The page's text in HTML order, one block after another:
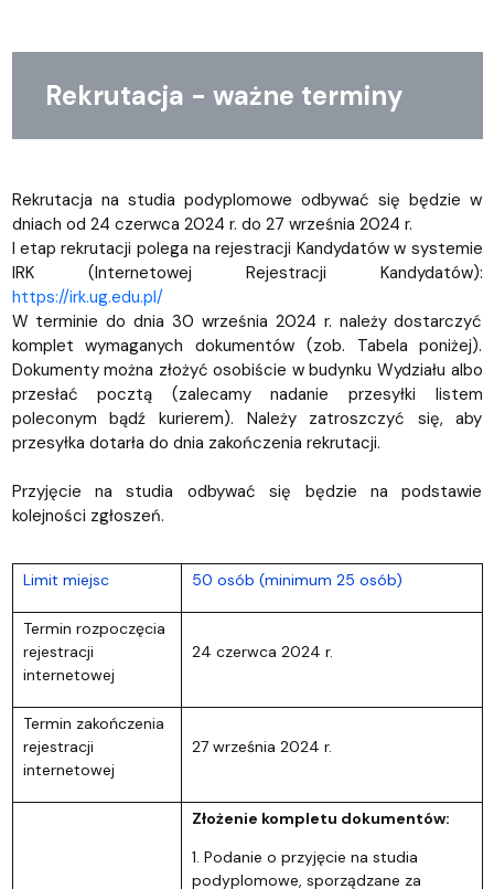
Rekrutacja - ważne terminy
Rekrutacja na studia podyplomowe odbywać się będzie w
dniach od 24 czerwca 2024 r. do 27 września 2024 r.
I etap rekrutacji polega na rejestracji Kandydatów w systemie
IRK (Internetowej Rejestracji Kandydatów):
https://irk.ug.edu.pl/
W terminie do dnia 30 września 2024 r. należy dostarczyć
komplet wymaganych dokumentów (zob. Tabela poniżej).
Dokumenty można złożyć osobiście w budynku Wydziału albo
przesłać pocztą (zalecamy nadanie przesyłki listem
poleconym bądź kurierem). Należy zatroszczyć się, aby
przesyłka dotarła do dnia zakończenia rekrutacji.
Przyjęcie na studia odbywać się będzie na podstawie
kolejności zgłoszeń.
Limit miejsc 50 osób (minimum 25 osób)
Termin rozpoczęcia
rejestracji
internetowej
24 czerwca 2024 r.
Termin zakończenia
rejestracji
internetowej
27 września 2024 r.
Złożenie kompletu dokumentów:
1. Podanie o przyjęcie na studia
podyplomowe, sporządzane za